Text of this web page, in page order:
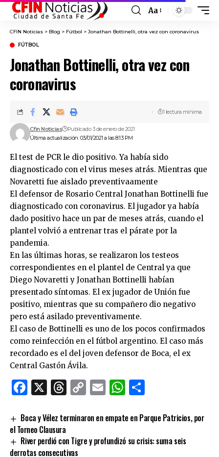
Font
Aa
CFIN Noticias > Blog > Fútbol > Jonathan Bottinelli, otra vez con coronavirus
FÚTBOL
Jonathan Bottinelli, otra vez con
coronavirus
Última actualización: 03/01/2021 a las 8:13 PM
Cfin Noticias Publicado 3 de enero de 2021
1 lectura mínima
El test de PCR le dio positivo. Ya había sido
diagnosticado con el virus meses atrás. Mientras que
Novaretti fue aislado preventivaamente
El defensor de Rosario Central Jonathan Bottinelli fue
diagnosticado con coronavirus. El jugador ya había
dado positivo hace un par de meses atrás, cuando el
plantel volvió a entrenar tras el párate por la
pandemia.
En las últimas horas, se realizaron los testeos
correspondientes en el plantel de Central ya que
Diego Novaretti y Jonathan Bottinelli habían
presentado síntomas. El ex jugador de Unión fue
positivo, mientras que su compañero dio negativo
pero está asilado preventivamente.
El caso de Bottinelli es uno de los pocos confirmados
como reinfección en el fútbol argentino. El caso más
recordado es el del joven defensor de Boca, el ex
Central Gastón Ávila.
Facebook
X Threads
CopyEmailWhatsApp
Boca y Vélez terminaron en empate en Parque Patricios, por
el Torneo Clausura
River perdió con Tigre y profundizó su crisis: suma seis
derrotas consecutivas